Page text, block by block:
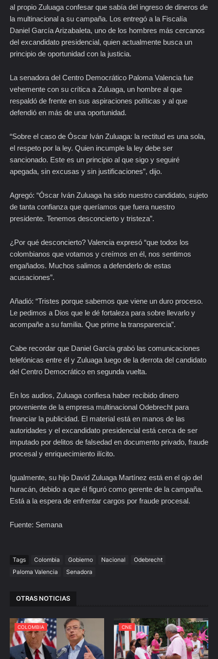
al propio Zuluaga confesar que sabía del ingreso de dineros de
la multinacional a su campaña. Los entregó a la Fiscalía
Daniel García Arizabaleta, uno de los hombres más cercanos
del excandidato presidencial, quien actualmente busca un
principio de oportunidad con la justicia.
La senadora del Centro Democrático Paloma Valencia fue
vehemente con su crítica a Zuluaga, un hombre al que
respaldó de frente en sus aspiraciones políticas y al que
defendió en más de una oportunidad.
“Sobre el caso de Óscar Iván Zuluaga: la rectitud es una sola,
el respeto por la ley. Quien incumple la ley debe ser
sancionado. Este es un principio al que sigo y seguiré
apegada, sin excusas y sin justificaciones”, dijo.
Agregó: “Óscar Iván Zuluaga ha sido nuestro candidato, sujeto
de tanta confianza que queríamos que fuera nuestro
presidente. Tenemos desconcierto y tristeza”.
¿Por qué desconcierto? Valencia expresó “que todos los
colombianos que votamos y creímos en él, nos sentimos
engañados. Muchos salimos a defenderlo de estas
acusaciones”.
Añadió: “Tristes porque sabemos que viene un duro proceso.
Le pedimos a Dios que le dé fortaleza para sobre llevarlo y
acompañe a su familia. Que prime la transparencia”.
Cabe recordar que Daniel García grabó las comunicaciones
telefónicas entre él y Zuluaga luego de la derrota del candidato
del Centro Democrático en segunda vuelta.
En los audios, Zuluaga confiesa haber recibido dinero
proveniente de la empresa multinacional Odebrecht para
financiar la publicidad. El material está en manos de las
autoridades y el excandidato presidencial está cerca de ser
imputado por delitos de falsedad en documento privado, fraude
procesal y enriquecimiento ilícito.
Igualmente, su hijo David Zuluaga Martínez está en el ojo del
huracán, debido a que él figuró como gerente de la campaña.
Está a la espera de enfrentar cargos por fraude procesal.
Fuente: Semana
Tags Colombia Gobierno Nacional
Odebrecht
Paloma Valencia
Senadora
OTRAS NOTICIAS
COLOMBIA CNE